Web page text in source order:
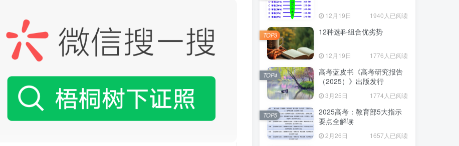
12月19日 1940人已阅读
12种选科组合优劣势
12月19日 1776人已阅读
TOP3
高考蓝皮书《高考研究报告
（2025）》出版发行
3月25日 1774人已阅读
TOP4
2025高考：教育部5大指示
要点全解读
2月26日 1657人已阅读
TOP5